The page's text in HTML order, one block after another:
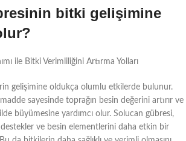
bitki gelişimine
ile Bitki Verimliliğini Artırma Yolları
gelişimine oldukça olumlu etkilerde bulunur.
sayesinde toprağın besin değerini artırır ve
büyümesine yardımcı olur. Solucan gübresi,
ve besin elementlerini daha etkin bir